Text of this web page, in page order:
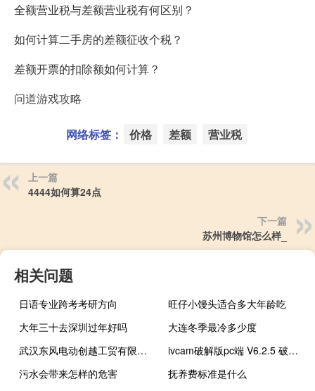
全额营业税与差额营业税有何区别？
如何计算二手房的差额征收个税？
差额开票的扣除额如何计算？
问道游戏攻略
网络标签： 价格 差额 营业税
上一篇
4444如何算24点
下一篇
苏州博物馆怎么样_
相关问题
日语专业跨考考研方向
旺仔小馒头适合多大年龄吃
大年三十去深圳过年好吗
大连冬季最冷多少度
武汉东风电动创越工贸有限公司原总经理孙臣、原运管部负责人李晖被查
ivcam破解版pc端 V6.2.5 破解注册版（ivcam破解版pc端 V6.2.5 破解注册版功能简介）
污水会带来怎样的危害
抚养费标准是什么